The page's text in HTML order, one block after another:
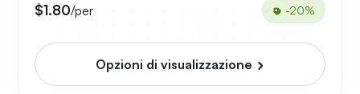
$1.80/per -20%
Opzioni di visualizzazione